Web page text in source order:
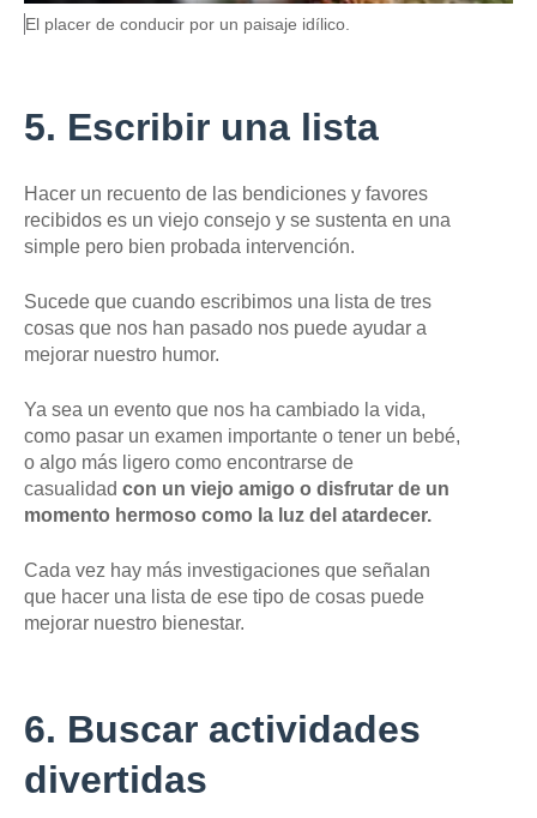
U
E
E
L
M
A
G
E
,
P
e
f
o
,
El placer de conducir por un paisaje idílico.
5. Escribir una lista
Hacer un recuento de las bendiciones y favores
recibidos es un viejo consejo y se sustenta en una
simple pero bien probada intervención.
Sucede que cuando escribimos una lista de tres
cosas que nos han pasado nos puede ayudar a
mejorar nuestro humor.
Ya sea un evento que nos ha cambiado la vida,
como pasar un examen importante o tener un bebé,
o algo más ligero como encontrarse de
casualidad con un viejo amigo o disfrutar de un
momento hermoso como la luz del atardecer.
Cada vez hay más investigaciones que señalan
que hacer una lista de ese tipo de cosas puede
mejorar nuestro bienestar.
6. Buscar actividades
divertidas